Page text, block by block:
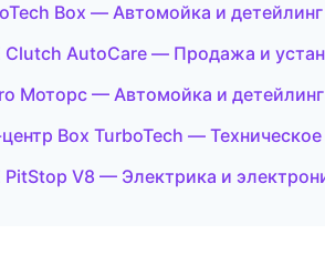
Box — Автомойка и детейлинг
Clutch AutoCare — Продажа и
Моторс — Автомойка и детейлинг
Box TurboTech —
PitStop V8 — Электрика и